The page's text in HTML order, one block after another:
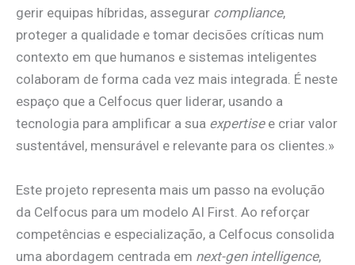
gerir equipas híbridas, assegurar compliance,
proteger a qualidade e tomar decisões críticas num
contexto em que humanos e sistemas inteligentes
colaboram de forma cada vez mais integrada. É neste
espaço que a Celfocus quer liderar, usando a
tecnologia para amplificar a sua expertisee criar valor
sustentável, mensurável e relevante para os clientes.»
Este projeto representa mais um passo na evolução
da Celfocus para um modelo AI First. Ao reforçar
competências e especialização, a Celfocus consolida
uma abordagem centrada em next-gen intelligence,